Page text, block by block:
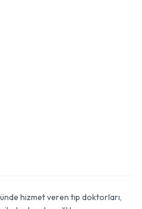
hizmet veren tıp doktorları,